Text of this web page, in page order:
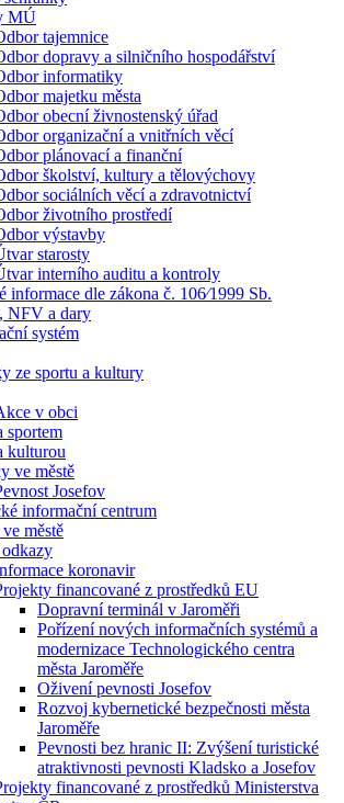
MÚ
tajemnice
dopravy a silničního hospodářství
informatiky
majetku města
obecní živnostenský úřad
organizační a vnitřních věcí
plánovací a finanční
školství, kultury a tělovýchovy
sociálních věcí a zdravotnictví
životního prostředí
výstavby
starosty
interního auditu a kontroly
informace dle zákona č. 106⁄1999 Sb.
NFV a dary
systém
ze sportu a kultury
v obci
sportem
kulturou
ve městě
Josefov
informační centrum
městě
koronavir
financované z prostředků EU
Dopravní terminál v Jaroměři
Pořízení nových informačních systémů a
modernizace Technologického centra
města Jaroměře
Oživení pevnosti Josefov
Rozvoj kybernetické bezpečnosti města
Jaroměře
Pevnosti bez hranic II: Zvýšení turistické
atraktivnosti pevnosti Kladsko a Josefov
financované z prostředků Ministerstva